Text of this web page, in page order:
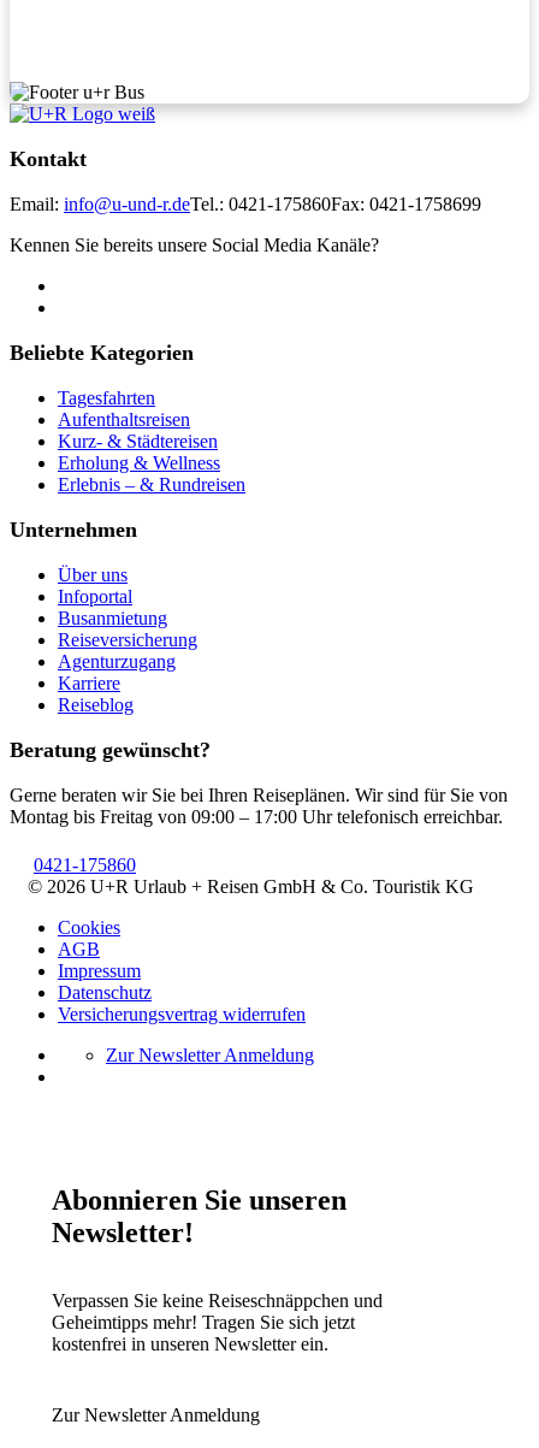
Kontakt
Email: info@u-und-r.deTel.: 0421-175860Fax: 0421-1758699
Kennen Sie bereits unsere Social Media Kanäle?
Beliebte Kategorien
Tagesfahrten
Aufenthaltsreisen
Kurz- & Städtereisen
Erholung & Wellness
Erlebnis – & Rundreisen
Unternehmen
Über uns
Infoportal
Busanmietung
Reiseversicherung
Agenturzugang
Karriere
Reiseblog
Beratung gewünscht?
Gerne beraten wir Sie bei Ihren Reiseplänen. Wir sind für Sie von
Montag bis Freitag von 09:00 – 17:00 Uhr telefonisch erreichbar.
0421-175860
© 2026 U+R Urlaub + Reisen GmbH & Co. Touristik KG
Cookies
AGB
Impressum
Datenschutz
Versicherungsvertrag widerrufen
Zur Newsletter Anmeldung
Abonnieren Sie unseren
Newsletter!
Verpassen Sie keine Reiseschnäppchen und
Geheimtipps mehr! Tragen Sie sich jetzt
kostenfrei in unseren Newsletter ein.
Zur Newsletter Anmeldung